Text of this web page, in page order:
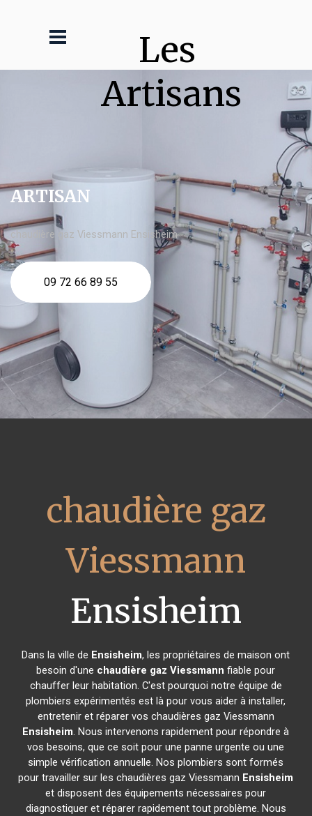
Les
Artisans
ARTISAN
chaudière gaz Viessmann Ensisheim
09 72 66 89 55
chaudière gaz
Viessmann
Ensisheim
Dans la ville de Ensisheim, les propriétaires de maison ont
besoin d'une chaudière gaz Viessmann fiable pour
chauffer leur habitation. C'est pourquoi notre équipe de
plombiers expérimentés est là pour vous aider à installer,
entretenir et réparer vos chaudières gaz Viessmann
Ensisheim. Nous intervenons rapidement pour répondre à
vos besoins, que ce soit pour une panne urgente ou une
simple vérification annuelle. Nos plombiers sont formés
pour travailler sur les chaudières gaz Viessmann Ensisheim
et disposent des équipements nécessaires pour
diagnostiquer et réparer rapidement tout problème. Nous